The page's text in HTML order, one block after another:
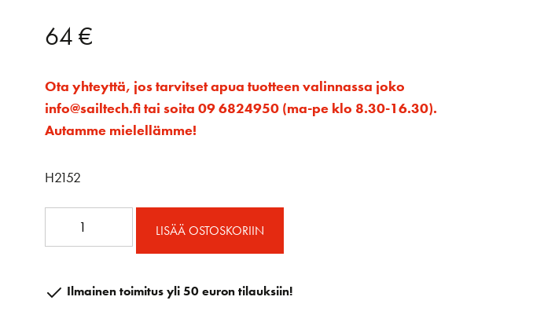
64€
Ota yhteyttä, jos tarvitset apua tuotteen valinnassa joko
info@sailtech.fi tai soita 09 6824950 (ma-pe klo 8.30-16.30).
Autamme mielellämme!
H2152
Block
LISÄÄ OSTOSKORIIN
Ilmainen toimitus yli 50 euron tilauksiin!